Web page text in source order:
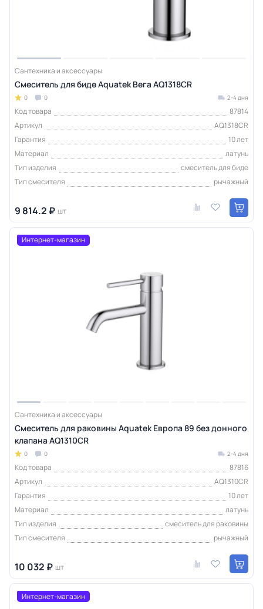
Сантехника и аксессуары
Смеситель для биде Aquatek Вега AQ1318CR
0 0 2-4 дня
Код товара
87814
Артикул
AQ1318CR
Гарантия
10 лет
Материал
латунь
Тип изделия
смеситель для биде
Тип смесителя
рычажный
9 814.2 ₽ шт
Интернет-магазин
Сантехника и аксессуары
Смеситель для раковины Aquatek Европа 89 без донного
клапана AQ1310CR
0 0 2-4 дня
Код товара
87816
Артикул
AQ1310CR
Гарантия
10 лет
Материал
латунь
Тип изделия
смеситель для раковины
Тип смесителя
рычажный
10 032 ₽ шт
Интернет-магазин